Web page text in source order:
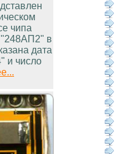
чипа
"248АП2" в
дата
и число